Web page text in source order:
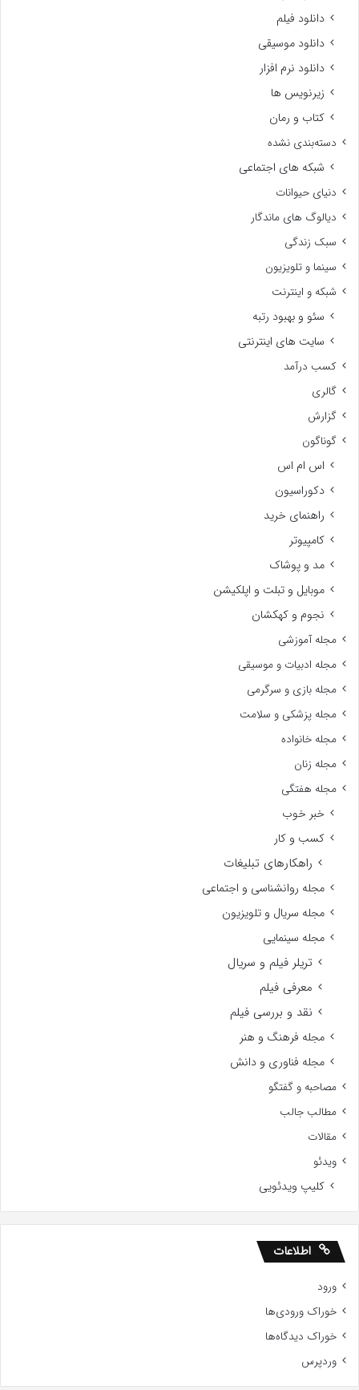
دانلود فیلم
دانلود موسیقی
دانلود نرم افزار
زیرنویس ها
کتاب و رمان
دسته‌بندی نشده
شبکه های اجتماعی
دنیای حیوانات
دیالوگ های ماندگار
سبک زندگی
سینما و تلویزیون
شبکه و اینترنت
سئو و بهبود رتبه
سایت های اینترنتی
کسب درآمد
گالری
گزارش
گوناگون
اس ام اس
دکوراسیون
راهنمای خرید
کامپیوتر
مد و پوشاک
موبایل و تبلت و اپلکیشن
نجوم و کهکشان
مجله آموزشی
مجله ادبیات و موسیقی
مجله بازی و سرگرمی
مجله پزشکی و سلامت
مجله خانواده
مجله زنان
مجله هفتگی
خبر خوب
کسب و کار
راهکارهای تبلیغات
مجله روانشناسی و اجتماعی
مجله سریال و تلویزیون
مجله سینمایی
تریلر فیلم و سریال
معرفی فیلم
نقد و بررسی فیلم
مجله فرهنگ و هنر
مجله فناوری و دانش
مصاحبه و گفتگو
مطالب جالب
مقالات
ویدئو
کلیپ ویدئویی
اطلاعات
ورود
خوراک ورودی‌ها
خوراک دیدگاه‌ها
وردپرس